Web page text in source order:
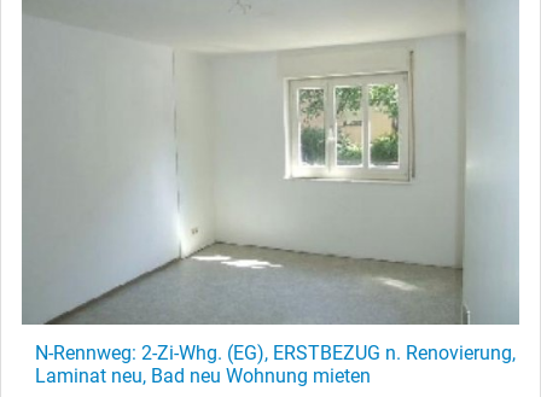
N-Rennweg: 2-Zi-Whg. (EG), ERSTBEZUG n. Renovierung,
Laminat neu, Bad neu Wohnung mieten